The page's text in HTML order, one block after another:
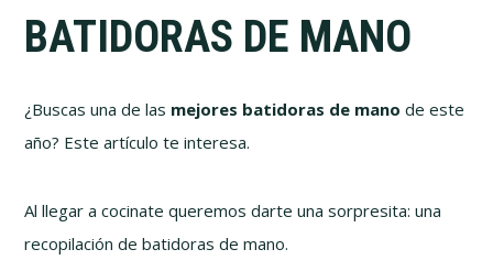
BATIDORAS DE MANO
¿Buscas una de las mejores batidoras de mano de este
año? Este artículo te interesa.
Al llegar a cocinate queremos darte una sorpresita: una
recopilación de batidoras de mano.